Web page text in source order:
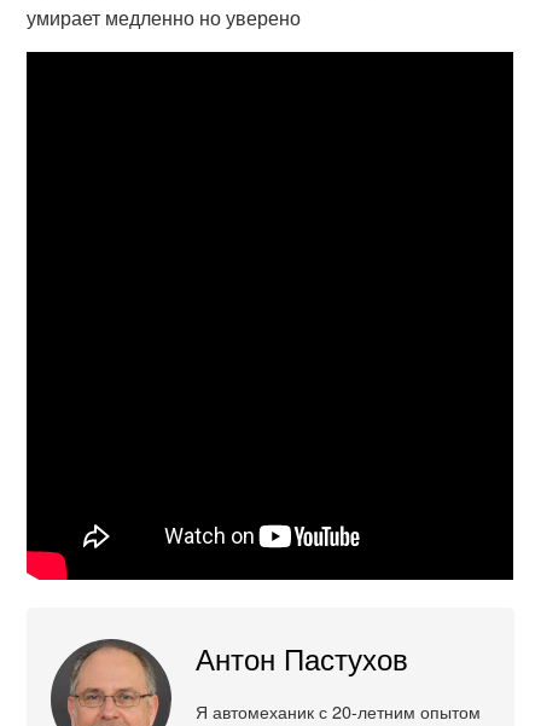
умирает медленно но уверено
Антон Пастухов
Я автомеханик с 20-летним опытом